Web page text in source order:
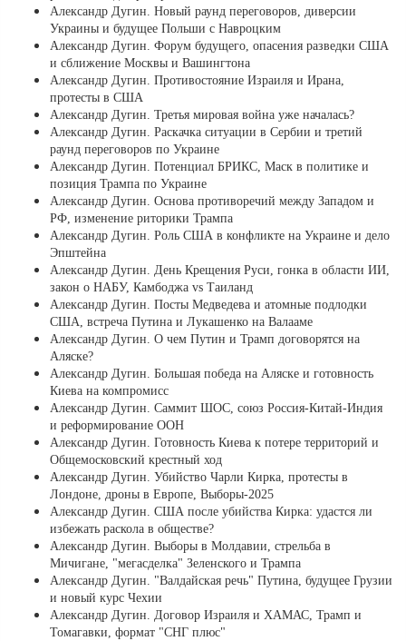
Александр Дугин. Новый раунд переговоров, диверсии
Украины и будущее Польши с Навроцким
Александр Дугин. Форум будущего, опасения разведки США
и сближение Москвы и Вашингтона
Александр Дугин. Противостояние Израиля и Ирана,
протесты в США
Александр Дугин. Третья мировая война уже началась?
Александр Дугин. Раскачка ситуации в Сербии и третий
раунд переговоров по Украине
Александр Дугин. Потенциал БРИКС, Маск в политике и
позиция Трампа по Украине
Александр Дугин. Основа противоречий между Западом и
РФ, изменение риторики Трампа
Александр Дугин. Роль США в конфликте на Украине и дело
Эпштейна
Александр Дугин. День Крещения Руси, гонка в области ИИ,
закон о НАБУ, Камбоджа vs Таиланд
Александр Дугин. Посты Медведева и атомные подлодки
США, встреча Путина и Лукашенко на Валааме
Александр Дугин. О чем Путин и Трамп договорятся на
Аляске?
Александр Дугин. Большая победа на Аляске и готовность
Киева на компромисс
Александр Дугин. Саммит ШОС, союз Россия-Китай-Индия
и реформирование ООН
Александр Дугин. Готовность Киева к потере территорий и
Общемосковский крестный ход
Александр Дугин. Убийство Чарли Кирка, протесты в
Лондоне, дроны в Европе, Выборы-2025
Александр Дугин. США после убийства Кирка: удастся ли
избежать раскола в обществе?
Александр Дугин. Выборы в Молдавии, стрельба в
Мичигане, "мегасделка" Зеленского и Трампа
Александр Дугин. "Валдайская речь" Путина, будущее Грузии
и новый курс Чехии
Александр Дугин. Договор Израиля и ХАМАС, Трамп и
Томагавки, формат "СНГ плюс"